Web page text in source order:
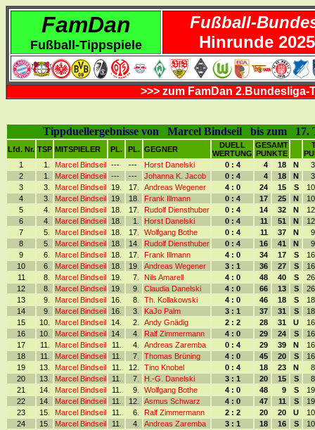
FamDan
Fußball-Tippspiele
Fußball-
Hinrunde
>>> zum FamDan
Tippduellergebnisse von Marcel Bindseil bis zum 17.
Lfd. Nr. TSP MITSPIELER PL. PL. GEGNER
DUELL
WERTUNG
GESAMT
PUNKTE
1
1. Marcel Bindseil --- --- Horst Danelski 0 : 4 4 18 N
3
2
1. Marcel Bindseil --- --- Johanna K. Jacob 0 : 4 4 18 N
3
3
3. Marcel Bindseil 19. 17. Andreas Wegener 4 : 0 24 15 S
10
4
3. Marcel Bindseil 19. 18. Frank Illmann 0 : 4 17 25 N
10
5
4. Marcel Bindseil 18. 17. Rudolf Diensthuber 0 : 4 14 32 N
12
6
4. Marcel Bindseil 18. 1. Horst Danelski 0 : 4 11 51 N
12
7
5. Marcel Bindseil 18. 17. Wolfgang Bothe 0 : 4 11 37 N
9
8
5. Marcel Bindseil 18. 14. Rudolf Diensthuber 0 : 4 16 41 N
9
9
6. Marcel Bindseil 18. 17. Frank Illmann 4 : 0 34 17 S
16
10
6. Marcel Bindseil 18. 19. Andreas Wegener 3 : 1 36 27 S
16
11
8. Marcel Bindseil 19. 7. Nils Amarell 4 : 0 48 40 S
26
12
8. Marcel Bindseil 19. 9. Claudia Danelski 4 : 0 66 13 S
26
13
9. Marcel Bindseil 16. 8. Th. Kollakowski 4 : 0 46 18 S
18
14
9. Marcel Bindseil 16. 3. KaJo Palm 3 : 1 37 31 S
18
15
10. Marcel Bindseil 14. 2. Andy Gnädig 2 : 2 28 31 U
16
16
10. Marcel Bindseil 14. 4. Ralf Zimmermann 4 : 0 29 24 S
16
17
11. Marcel Bindseil 11. 4. Andreas Zaremba 0 : 4 29 39 N
16
18
11. Marcel Bindseil 11. 7. Thomas Brüning 4 : 0 45 20 S
16
19
13. Marcel Bindseil 11. 12. Tino Knobel 0 : 4 18 23 N
8
20
13. Marcel Bindseil 11. 7. H.-G. Danelski 3 : 1 20 15 S
8
21
14. Marcel Bindseil 11. 9. Wolfgang Bothe 4 : 0 48 9 S
19
22
14. Marcel Bindseil 11. 12. Asmus Schwarz 4 : 0 47 11 S
19
23
15. Marcel Bindseil 11. 6. Ralf Zimmermann 2 : 2 20 20 U
10
24
15. Marcel Bindseil 11. 4. Andreas Zaremba 3 : 1 18 16 S
10